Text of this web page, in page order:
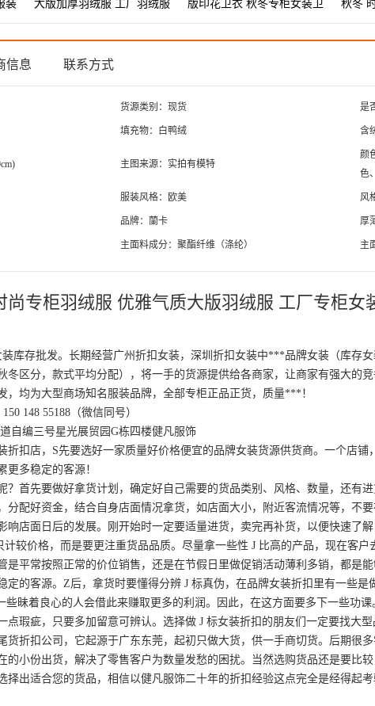
装
大版加厚羽绒服 工厂羽绒服
版印花卫衣 秋冬专柜女装卫
秋冬
信息 联系方式
货源类别：现货 是
填充物：白鸭绒 含
主图来源：实拍有模特
颜
色
服装风格：欧美 风
品牌：蘭卡 厚
主面料成分：聚酯纤维（涤纶） 主
版型：宽松型 是
是否有腰带：有腰带
尚专柜羽绒服 优雅气质大版羽绒服 工厂专柜女
库存批发。长期经营广州折扣女装，深圳折扣女装中***品牌女装（库存
冬区分，款式平均分配），将一手的货源提供给各商家，让商家有强大的
，均为大型商场知名服装品牌，全部专柜正品正货，质量***！
148 55188（微信同号）
自编三号星光展贸园G栋四楼健凡服饰
扣店，S先要选好一家质量好价格便宜的品牌女装货源供货商。一个店铺
更多稳定的客源！
首先要做好拿货计划，确定好自己需要的货品类别、风格、数量，还有
分配好资金，结合自身店面情况拿货，如店面大小，附近客流情况等，不
响店面日后的发展。刚开始时一定要适量进货，卖完再补货，以便快速了
计较价格，而是要更注重货品品质。尽量拿一些性 J 比高的产品，现在客
是平常按照正常的价位销售，还是在节假日里做促销活动薄利多销，都是
定的客源。Z后，拿货时要懂得分辨 J 标真伪，在品牌女装折扣里有一些是
些昧着良心的人会借此来赚取更多的利润。因此，在这方面要多下一些功
点瑕疵，只要多加留意可辨认。选择做 J 标女装折扣的朋友们一定要找大
货折扣公司，它起源于广东东莞，起初只做大货，供一手商切货。后期很
的小份出货，解决了零售客户为数量发愁的困扰。当然选购货品还是要比
择出适合您的货品，相信以健凡服饰二十年的折扣经验这点完全是经得起